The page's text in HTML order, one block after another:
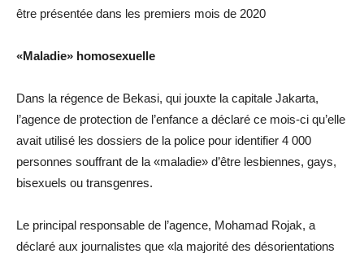
être présentée dans les premiers mois de 2020
«Maladie» homosexuelle
Dans la régence de Bekasi, qui jouxte la capitale Jakarta,
l’agence de protection de l’enfance a déclaré ce mois-ci qu’elle
avait utilisé les dossiers de la police pour identifier 4 000
personnes souffrant de la «maladie» d’être lesbiennes, gays,
bisexuels ou transgenres.
Le principal responsable de l’agence, Mohamad Rojak, a
déclaré aux journalistes que «la majorité des désorientations